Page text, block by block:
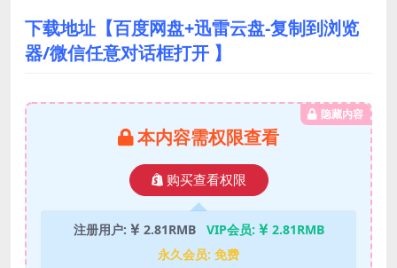
下载地址【百度网盘+迅雷云盘-复制到浏览
器/微信任意对话框打开 】
隐藏内容
本内容需权限查看
购买查看权限
注册用户: 2.81RMB VIP会员:
2.81RMB
永久会员: 免费